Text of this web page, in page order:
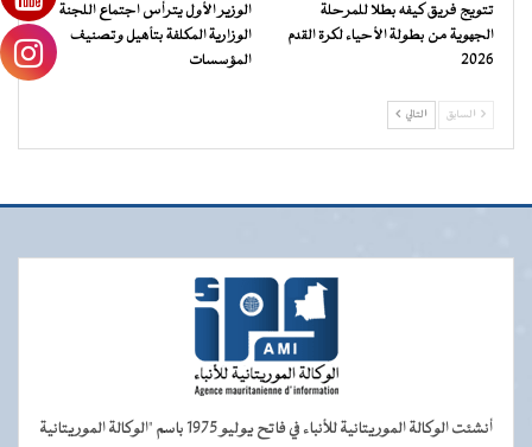
تتويج فريق كيفه بطلا للمرحلة
الجهوية من بطولة الأحياء لكرة القدم
2026
الوزير الأول يترأس اجتماع اللجنة
الوزارية المكلفة بتأهيل وتصنيف
المؤسسات
السابق التالي
أنشئت الوكالة الموريتانية للأنباء في فاتح يوليو 1975 باسم "الوكالة الموريتانية